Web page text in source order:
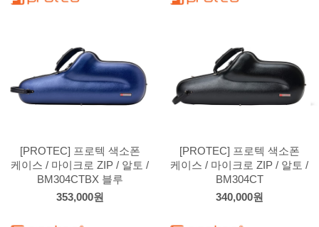
[PROTEC] 프로텍 색소폰
케이스 / 마이크로 ZIP / 알토 /
BM304CTBX 블루
353,000원
[PROTEC] 프로텍 색소폰
케이스 / 마이크로 ZIP / 알토 /
BM304CT
340,000원